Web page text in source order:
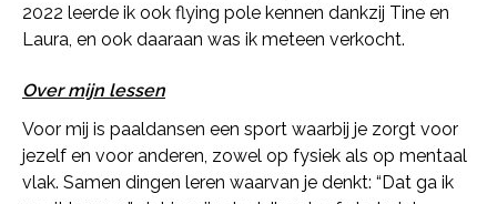
2022 leerde ik ook flying pole kennen dankzij Tine en
Laura, en ook daaraan was ik meteen verkocht.
Over mijn lessen
Voor mij is paaldansen een sport waarbij je zorgt voor
jezelf en voor anderen, zowel op fysiek als op mentaal
vlak. Samen dingen leren waarvan je denkt: “Dat ga ik